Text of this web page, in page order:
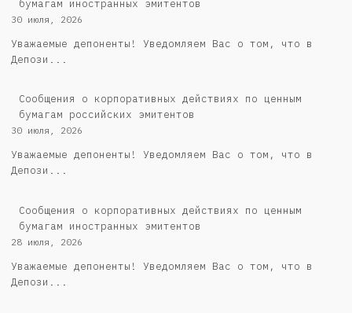
бумагам иностранных эмитентов
30 июля, 2026
Уважаемые депоненты! Уведомляем Вас о том, что в
Депози...
Cообщения о корпоративных действиях по ценным
бумагам российских эмитентов
30 июля, 2026
Уважаемые депоненты! Уведомляем Вас о том, что в
Депози...
Сообщения о корпоративных действиях по ценным
бумагам иностранных эмитентов
28 июля, 2026
Уважаемые депоненты! Уведомляем Вас о том, что в
Депози...